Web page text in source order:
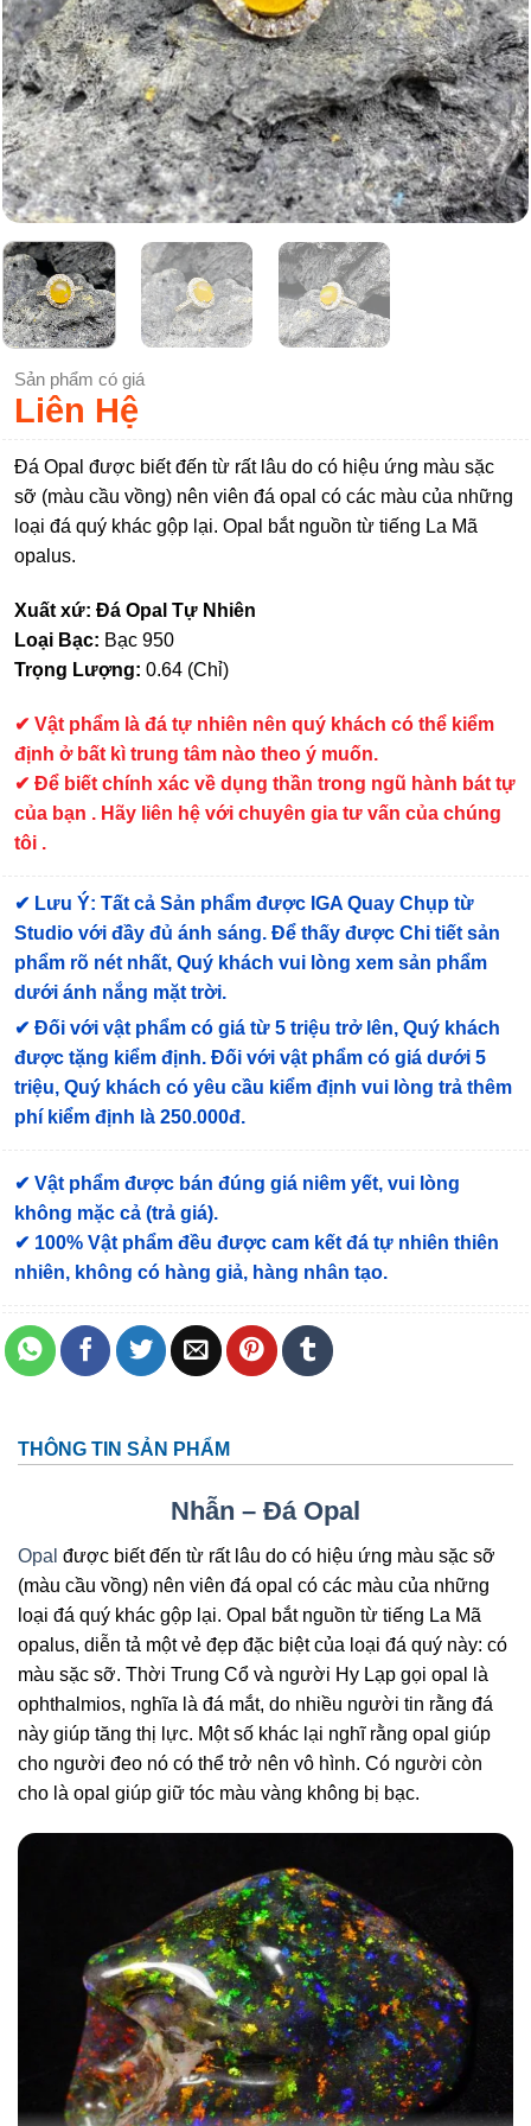
Sản phẩm có giá
Liên Hệ
Đá Opal được biết đến từ rất lâu do có hiệu ứng màu sặc
sỡ (màu cầu vồng) nên viên đá opal có các màu của những
loại đá quý khác gộp lại. Opal bắt nguồn từ tiếng La Mã
opalus.
Xuất xứ: Đá Opal Tự Nhiên
Loại Bạc: Bạc 950
Trọng Lượng: 0.64 (Chỉ)
✔ Vật phẩm là đá tự nhiên nên quý khách có thể kiểm
định ở bất kì trung tâm nào theo ý muốn.
✔ Để biết chính xác về dụng thần trong ngũ hành bát tự
của bạn . Hãy liên hệ với chuyên gia tư vấn của chúng
tôi .
✔ Lưu Ý: Tất cả Sản phẩm được IGA Quay Chụp từ
Studio với đầy đủ ánh sáng. Để thấy được Chi tiết sản
phẩm rõ nét nhất, Quý khách vui lòng xem sản phẩm
dưới ánh nắng mặt trời.
✔ Đối với vật phẩm có giá từ 5 triệu trở lên, Quý khách
được tặng kiểm định. Đối với vật phẩm có giá dưới 5
triệu, Quý khách có yêu cầu kiểm định vui lòng trả thêm
phí kiểm định là 250.000đ.
✔ Vật phẩm được bán đúng giá niêm yết, vui lòng
không mặc cả (trả giá).
✔ 100% Vật phẩm đều được cam kết đá tự nhiên thiên
nhiên, không có hàng giả, hàng nhân tạo.
THÔNG TIN SẢN PHẨM
Nhẫn – Đá Opal
Opal được biết đến từ rất lâu do có hiệu ứng màu sặc sỡ
(màu cầu vồng) nên viên đá opal có các màu của những
loại đá quý khác gộp lại. Opal bắt nguồn từ tiếng La Mã
opalus, diễn tả một vẻ đẹp đặc biệt của loại đá quý này: có
màu sặc sỡ. Thời Trung Cổ và người Hy Lạp gọi opal là
ophthalmios, nghĩa là đá mắt, do nhiều người tin rằng đá
này giúp tăng thị lực. Một số khác lại nghĩ rằng opal giúp
cho người đeo nó có thể trở nên vô hình. Có người còn
cho là opal giúp giữ tóc màu vàng không bị bạc.